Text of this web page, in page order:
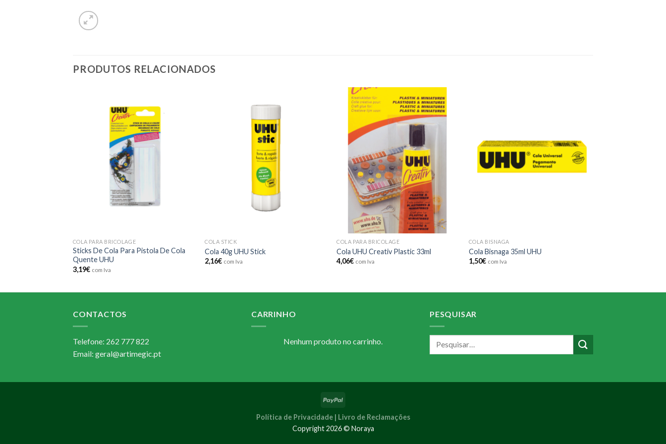
PRODUTOS RELACIONADOS
COLA PARA BRICOLAGE
Sticks De Cola Para Pistola De Cola
Quente UHU
3,19€ com Iva
COLA STICK
Cola 40g UHU Stick
2,16€ com Iva
COLA PARA BRICOLAGE
Cola UHU Creativ Plastic 33ml
4,06€ com Iva
COLA BISNAGA
Cola Bisnaga 35ml UHU
1,50€ com Iva
CONTACTOS
Telefone: 262 777 822
Email: geral@artimegic.pt
CARRINHO
Nenhum produto no carrinho.
PESQUISAR
Política de Privacidade | Livro de Reclamações
Copyright 2026 © Noraya